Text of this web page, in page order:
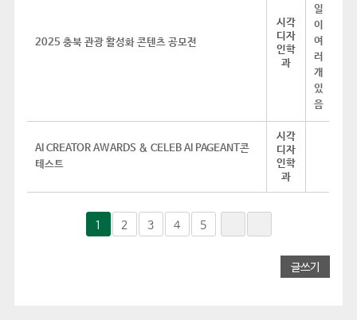
2025 충북 관광 활성화 콘텐츠 공모전
시각
디자
인학
과
AI CREATOR AWARDS & CELEB AI PAGEANT콘
테스트
시각
디자
인학
과
1 2 3 4 5
글쓰기